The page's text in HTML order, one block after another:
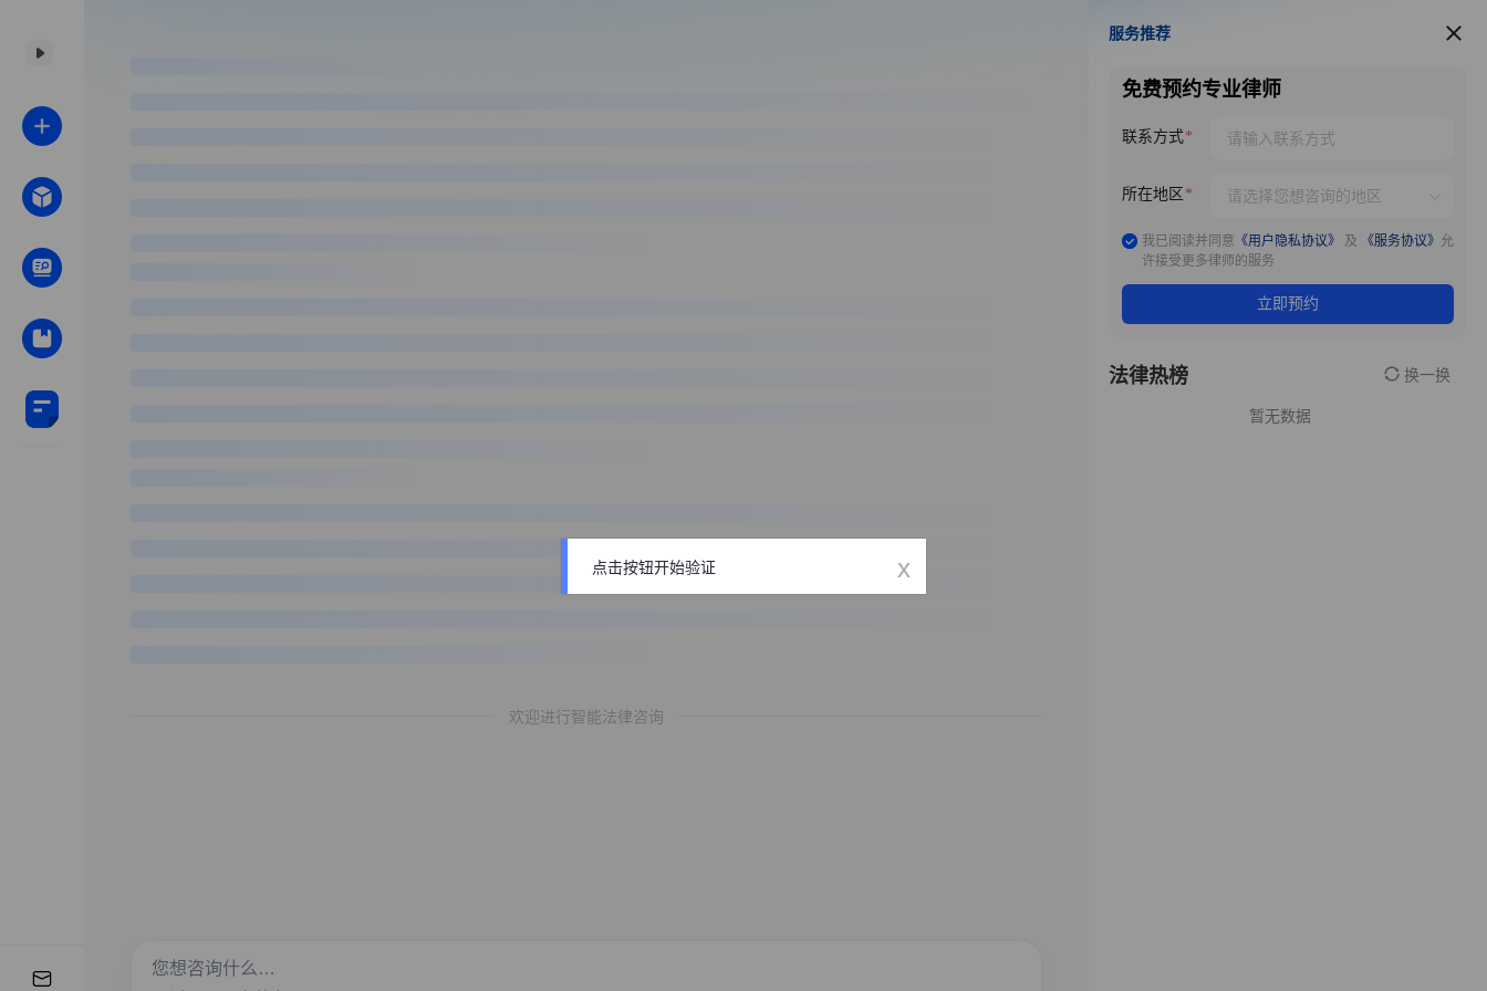
欢迎进行智能法律咨询
服务推荐
服务推荐
免费预约专业律师
联系方式
所在地区
我已阅读并同意 《用户隐私协议》 及 《服务协议》 允
许接受更多律师的服务
立即预约
法律热榜 换一换
暂无数据
点击按钮开始验证 x